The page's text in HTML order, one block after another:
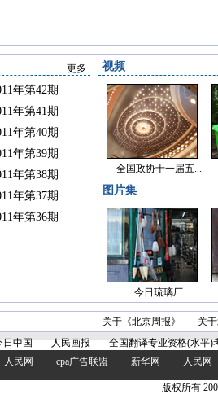
更多
年第42期
年第41期
年第40期
年第39期
年第38期
年第37期
年第36期
视频
全国政协十一届五...
图片集
今日琉璃厂
关于《北京周报》
关
日中国 人民画报
全国翻译专业资格(水平)
人民网 cpa广告联盟 新华网 人民网
版权所有